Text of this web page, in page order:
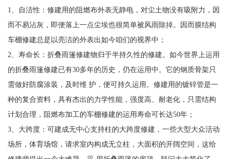
1、自洁性：修建用的阻燃布外表无静电，对尘土物没有吸附力，因
而不易沾灰，即便落上一点尘埃也很简单被风雨除掉。因而膜结构
车棚修建总是以亮洁的外表出如今咱们的视界中；
2、寿命长：折叠雨篷修建物归于半持久性的修建。如今世界上运用
的折叠雨篷修建已有30多年的历史，仍在运用中。它的钢质骨架只
需做好防腐涂装，及时维 护，便可持久运用。修建用的镀锌管是一
种的复合资料，具有杰出的力学性能，强度高、耐老化，只需结构
计划合理，阻燃布加工的车棚修建的运用寿命可长达50年；
3、大跨度：可建成无中心支持柱的大跨度修建，一些大型大众活动
场所，体育场馆，请求室内构成无立柱，大面积的开阔空间，这给